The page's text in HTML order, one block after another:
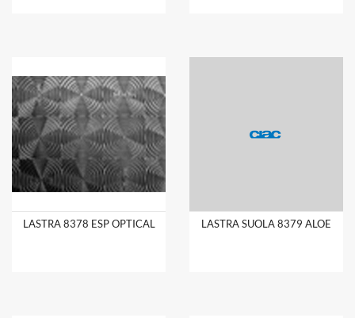
LASTRA 8378 ESP OPTICAL LASTRA SUOLA 8379 ALOE